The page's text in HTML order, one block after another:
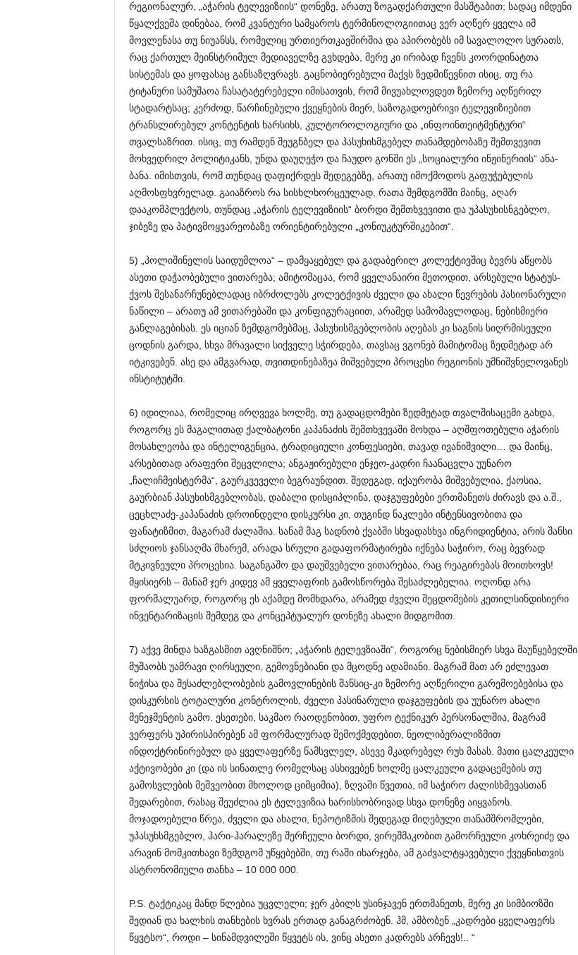
რეგიონალურ, „აჭარის ტელევიზიის“ დონეზე, არათუ ზოგადქართული მასშტაბით; სადაც იმდენი
წყალქვეშა დინებაა, რომ კვანტური სამყაროს ტერმინოლოგიითაც ვერ აღწერ ყველა იმ
მოვლენასა თუ ნიუანსს, რომელიც ურთიერთკავშირშია და აპირობებს იმ სავალოლო სურათს,
რაც ქართულ მეინსტრიმულ მედიაველზე გვხდება, მერე კი ირიბად ჩვენს კოორდინატთა
სისტემას და ყოფასაც განსაზღვრავს. გაცნობიერებული მაქვს ზედმიწევნით ისიც, თუ რა
ტიტანური სამუშაოა ჩასატატერებელი იმისათვის, რომ მივუახლოვდეთ ზემორე აღწერილ
სტადარტსაც; კერძოდ, წარჩინებული ქვეყნების მიერ, საზოგადოებრივი ტელევიზიებით
ტრანსლირებულ კონტენტის ხარსიხს, კულტოროლოგიური და „ინფოინთეიტმენტური“
თვალსაზრით. ისიც, თუ რამდენ შეუგნბელ და პასუხისმგებელ თანამდებობაზე შემთვევით
მოხვედრილ პოლიტიკანს, უნდა დაუღეჭო და ჩაუდო გონში ეს „სოციალური ინჟინერიის“ ანა-
ბანა. იმისთვის, რომ თუნდაც დაფიქრდეს შედეგებზე, არათუ იმოქმოდოს გაფუჭებულის
აღმოსფხვრელად. გაიაზროს რა სისხლხორცეულად, რათა შემდგომში მაინც, აღარ
დააკომპლექტოს, თუნდაც „აჭარის ტელევიზიის“ ბორდი შემთხვევითი და უპასუხისნგებლო,
ჯიბეზე და პატივმოყვარეობაზე ორიენტირებული „კონიუკტურშიკებით“.
5) „პოლიშინელის საიდუმლოა“ – დამყაყებულ და გადაბერილ კოლექტივშიც ბევრს აწყობს
ასეთი დაჭაობებული ვითარება; ამიტომაცაა, რომ ყველანაირი მეთოდით, არსებული სტატუს-
ქვოს შესანარჩუნებლადაც იბრძოლებს კოლეტქივის ძველი და ახალი წევრების პასიონარული
ნაწილი – არათუ ამ ვითარებაში და კონფიგურაციით, არამედ სამომავლოდაც, ნებისმიერი
განლაგებისას. ეს იციან ზემდგომებმაც, პასუხისმგებლობის აღებას კი საგნის სიღრმისეული
ცოდნის გარდა, სხვა მრავალი სიქველე სჭირდება, თავსაც ვგონებ მამიტომაც ზედმეტად არ
იტკივებენ. ასე და ამგვარად, თვითდინებაზეა მიშვებული პროცესი რეგიონის უმნიშვნელოვანეს
ინსტიტუტში.
6) იდილიაა, რომელიც ირღვევა ხოლმე, თუ გადაცდომები ზედმეტად თვალშისაცემი გახდა,
როგორც ეს მაგალითად ქალბატონი კაპანაძის შემთხვევაში მოხდა – აღშფოთებული აჭარის
მოსახლეობა და ინტელიგენცია, ტრადიციული კონფესიები, თავად ივანიშვილი… და მაინც,
არსებითად არაფერი შეცვლილა; ანგაჟირებული ენჯეო-კადრი ჩაანაცვლა უუნარო
„ჩალიჩმეისტერმა“, გაურკვეველი ბეგრაუნდით. შედეგად, იქაურობა მიშვებულია, ქაოსია,
გაურბიან პასუხისმგებლობას, დაბალი დისციპლინა, დაჯგუფებები ერთმანეთს ძირავს და ა.შ.,
ცეცხლაძე-კაპანაძის დროინდელი დისკურსი კი, თუგინდ ნაკლები ინტენსივობითა და
ფანატიზმით, მაგარამ ძალაშია. სანამ მაგ სადნობ ქვაბში სხვადასხვა ინგრიდიენტია, არის შანსი
სძლიოს ჯანსაღმა მხარემ, არადა სრული გადაფორმატირება იქნება საჭირო, რაც ბევრად
მტკივნეული პროცესია. საგანგაშო და დაუშვებელი ვითარებაა, რაც რეაგირებას მოითხოვს!
მყისიერს – მანამ ჯერ კიდევ ამ ყველაფრის გამოსწორება შესაძლებელია. ოღონდ არა
ფორმალუარდ, როგორც ეს აქამდე მომხდარა, არამედ ძველი შეცდომების კეთილსინდისიერი
ინვენტარიზაცის შემდეგ და კონცეპტუალურ დონეზე ახალი მიდგომით.
7) აქვე მინდა ხაზგასმით ავღნიშნო; „აჭარის ტელევზიაში“, როგორც ნებისმიერ სხვა მაუწყებელში,
მუშაობს უამრავი ღირსეული, გემოვნებიანი და მცოდნე ადამიანი. მაგრამ მათ არ ეძლევათ
ნიჭისა და შესაძლებლობების გამოვლინების შანსიც-კი ზემორე აღწერილი გარემოებებისა და
დისკურსის ტოტალური კონტროლის, ძველი პასინარული დაჯგუფების და უუნარო ახალი
მენეჯმენტის გამო. ესეთები, საკმაო რაოდენობით, უფრო ტექნიკურ პერსონალშია, მაგრამ
ვერფერს უპირისპირებენ ამ ფორმალურად შემოქმედებით, ნეოლიბერალიზმით
ინდოქტრინირებულ და ყველაფერზე წამსვლელ, ასევე მკადრებელ რუხ მასას. მათი ცალკეული
აქტივობები კი (და ის სინათლე რომელსაც ასხივებენ ხოლმე ცალკეული გადაცემების თუ
გამოსვლების მეშვეობით მხოლოდ ციმციმია), ზღვაში წვეთია, იმ საჭირო ძალისხმევასთან
შედარებით, რასაც შეუძლია ეს ტელევიზია ხარისხობრივად სხვა დონეზე აიყვანოს.
მოჯადოებული წრეა, ძველი და ახალი, ნეპოტიზმის შედეგად მიღებული თანამშრომლები,
უპასუხსმგებლო, ჰარი-ჰარალეზე შერჩეული ბორდი, ვირეშმაკობით გამორჩეული კოხრეიძე და
არავინ მომკითხავი ზემდგომ უწყებებში, თუ რაში იხარჯება, ამ გაძვალტყავებული ქვეყნისთვის
ასტრონომიული თანხა – 10 000 000.
P.S. ტაქტიკაც მანდ წლებია უცვლელი; ჯერ კბილს უსინჯავენ ერთმანეთს, მერე კი სიმბიოზში
შედიან და ხალხის თანხების ხვრას ერთად განაგრძობენ. ჰმ, ამბობენ „კადრები ყველაფერს
წყვტსო“, როდი – სინამდვილეში წყვეტს ის, ვინც ასეთი კადრებს არჩევს!.. “